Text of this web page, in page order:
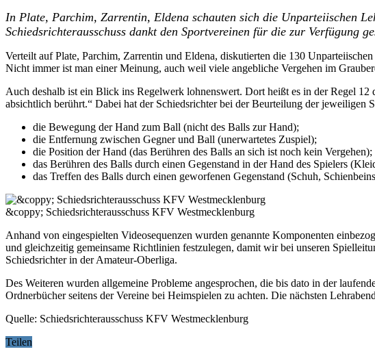
In Plate, Parchim, Zarrentin, Eldena schauten sich die Unparteiischen
Schiedsrichterausschuss dankt den Sportvereinen für die zur Verfügung
Verteilt auf Plate, Parchim, Zarrentin und Eldena, diskutierten die 130
Nicht immer ist man einer Meinung, auch weil viele angebliche Vergehen im
Auch deshalb ist ein Blick ins Regelwerk lohnenswert. Dort heißt es in der Regel
absichtlich berührt.“ Dabei hat der Schiedsrichter bei der Beurteilung der jeweiligen
die Bewegung der Hand zum Ball (nicht des Balls zur Hand);
die Entfernung zwischen Gegner und Ball (unerwartetes Zuspiel);
die Position der Hand (das Berühren des Balls an sich ist noch kein Vergehen);
das Berühren des Balls durch einen Gegenstand in der Hand des Spielers
das Treffen des Balls durch einen geworfenen Gegenstand (Schuh,
&coppy; Schiedsrichterausschuss KFV Westmecklenburg
Anhand von eingespielten Videosequenzen wurden genannte Komponenten
und gleichzeitig gemeinsame Richtlinien festzulegen, damit wir bei unseren
Schiedsrichter in der Amateur-Oberliga.
Des Weiteren wurden allgemeine Probleme angesprochen, die bis dato in der
Ordnerbücher seitens der Vereine bei Heimspielen zu achten. Die nächsten
Quelle: Schiedsrichterausschuss KFV Westmecklenburg
Teilen